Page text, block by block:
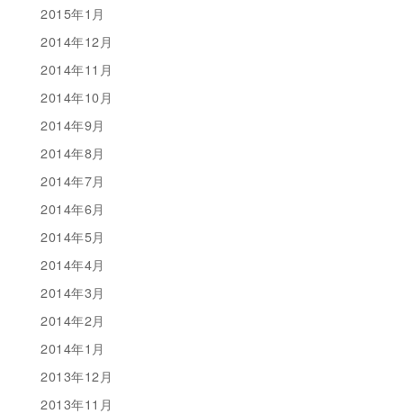
2015年1月
2014年12月
2014年11月
2014年10月
2014年9月
2014年8月
2014年7月
2014年6月
2014年5月
2014年4月
2014年3月
2014年2月
2014年1月
2013年12月
2013年11月